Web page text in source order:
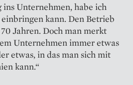
ins Unternehmen, habe ich
kann. Den Betrieb
Jahren. Doch man merkt
Unternehmen immer etwas
etwas, in das man sich mit
kann.“